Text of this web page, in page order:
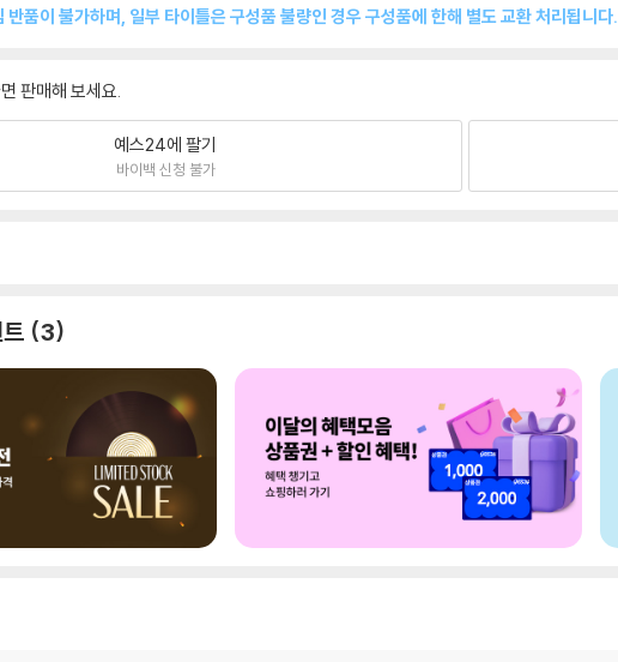
반품이 불가하며, 일부 타이틀은 구성품 불량인 경우 구성품에 한해 별도 교환 처리됩니다.
판매해 보세요.
예스24에 팔기
바이백 신청 불가
3